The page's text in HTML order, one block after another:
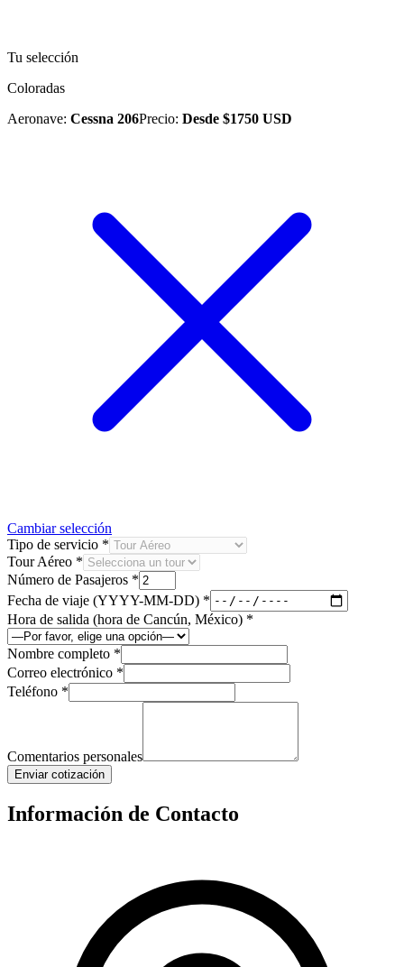
Tu selección
Coloradas
Aeronave: Cessna 206Precio: Desde $1750 USD
Cambiar selección
Tipo de servicio *
Tour Aéreo *
Número de Pasajeros *
Fecha de viaje (YYYY-MM-DD) *
Hora de salida (hora de Cancún, México) *
Nombre completo *
Correo electrónico *
Teléfono *
Comentarios personales
Enviar cotización
Información de Contacto